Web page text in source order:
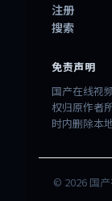
注册
搜索
免责声明
国产在线视
权归原作者
时内删除本
© 2026 国